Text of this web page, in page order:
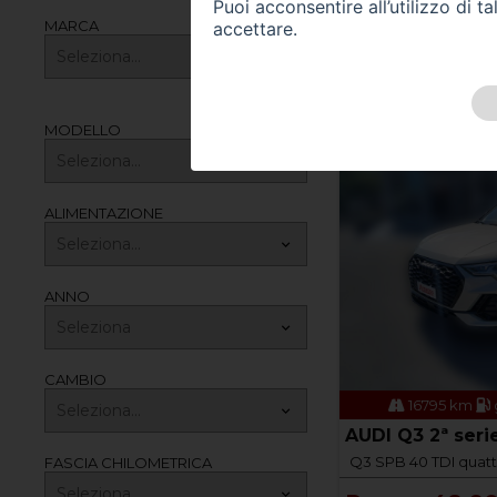
MARCA
MODELLO
ALIMENTAZIONE
ANNO
CAMBIO
FASCIA CHILOMETRICA
Prezzo
16795 km
AUDI Q3 2ª
Q3 SPB 40 TDI
Puoi acconsentire all’utilizzo di
accettare.